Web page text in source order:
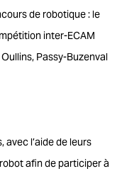
de robotique : le
inter-ECAM
Passy-Buzenval
avec l’aide de leurs
afin de participer à